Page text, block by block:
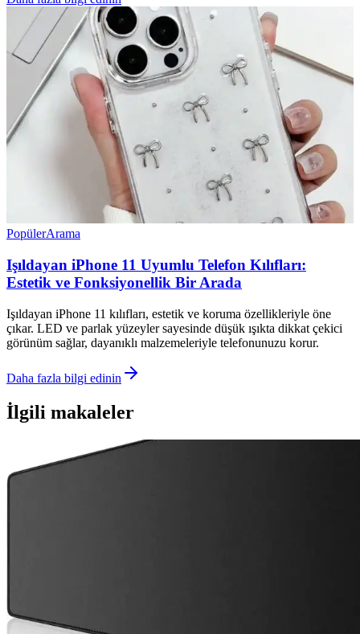
PopülerArama
Işıldayan iPhone 11 Uyumlu Telefon Kılıfları:
Estetik ve Fonksiyonellik Bir Arada
Işıldayan iPhone 11 kılıfları, estetik ve koruma özellikleriyle öne
çıkar. LED ve parlak yüzeyler sayesinde düşük ışıkta dikkat çekici
görünüm sağlar, dayanıklı malzemeleriyle telefonunuzu korur.
Daha fazla bilgi edinin
İlgili makaleler